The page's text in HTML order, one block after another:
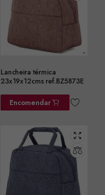
Lancheira térmica
23x19x12cms ref.BZ5873E
Encomendar